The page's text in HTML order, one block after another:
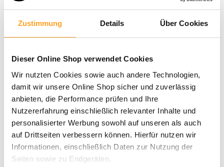
Zustimmung Details Über Cookies
Dieser Online Shop verwendet Cookies
Wir nutzten Cookies sowie auch andere Technologien,
damit wir unsere Online Shop sicher und zuverlässig
anbieten, die Performance prüfen und Ihre
Nutzererfahrung einschließlich relevanter Inhalte und
personalisierter Werbung sowohl auf unseren als auch
auf Drittseiten verbessern können. Hierfür nutzen wir
Informationen, einschließlich Daten zur Nutzung der
Seiten sowie zu Endgeräten.
und Lernmittel, Benny Blu-Produkte
und Zusatzmaterial
Neben der Verkehrserziehung für die Grundschule bietet der
LAMA Verlag viele ausgesuchte und pädagogisch wertvolle
Unterrichtsmaterialien für Kinder und Lehrkräfte an. Doch
auch für das Lernen zu Hause hat der Verlag tolle Lehr- und
Lernmittel im Portfolio. Erweitert wird das Sortiment durch
die zahlreichen Produkte von Benny Blu.
Unsere Kunden